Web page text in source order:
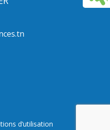
d’utilisation